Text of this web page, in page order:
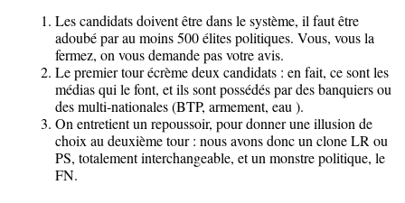
Les candidats doivent être dans le système, il faut être
adoubé par au moins 500 élites politiques. Vous, vous la
fermez, on vous demande pas votre avis.
Le premier tour écrème deux candidats : en fait, ce sont les
médias qui le font, et ils sont possédés par des banquiers ou
des multi-nationales (BTP, armement, eau ).
On entretient un repoussoir, pour donner une illusion de
choix au deuxième tour : nous avons donc un clone LR ou
PS, totalement interchangeable, et un monstre politique, le
FN.